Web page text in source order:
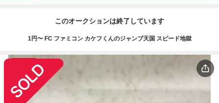
このオークションは終了しています
1円〜 FC ファミコン カケフくんのジャンプ天国 スピード地獄